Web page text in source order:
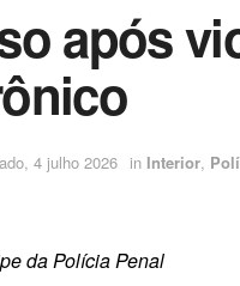
após
4 julho 2026 in Interior,
da Polícia Penal